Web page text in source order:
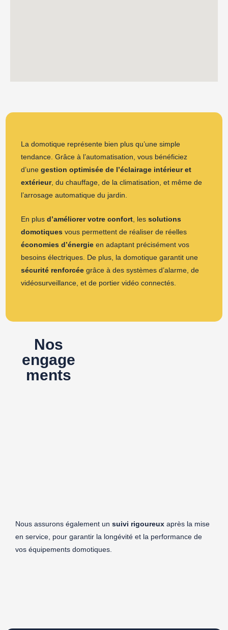
La domotique représente bien plus qu’une simple
tendance. Grâce à l’automatisation, vous bénéficiez
d’unegestion optimisée de l’éclairage intérieur et
extérieur, du chauffage, de la climatisation, et même de
l’arrosage automatique du jardin.
En plusd’améliorer votre confort , lessolutions
domotiques vous permettent de réaliser de réelles
économies d’énergie en adaptant précisément vos
besoins électriques. De plus, la domotique garantit une
sécurité renforcée grâce à des systèmes d’alarme, de
vidéosurveillance, et de portier vidéo connectés.
Nos
engage
ments
Nous assurons également un suivi rigoureux après la mise
en service, pour garantir la longévité et la performance de
vos équipements domotiques.